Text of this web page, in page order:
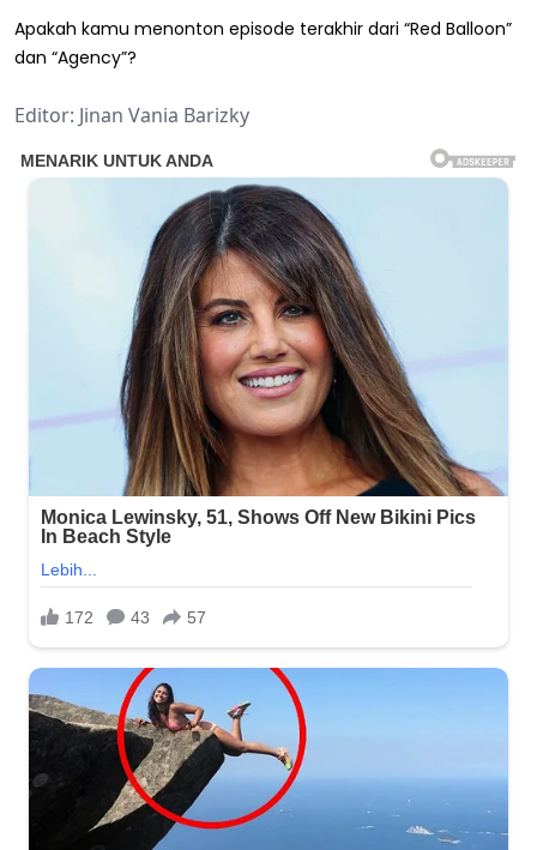
Apakah kamu menonton episode terakhir dari “Red Balloon”
dan “Agency”?
Editor: Jinan Vania Barizky